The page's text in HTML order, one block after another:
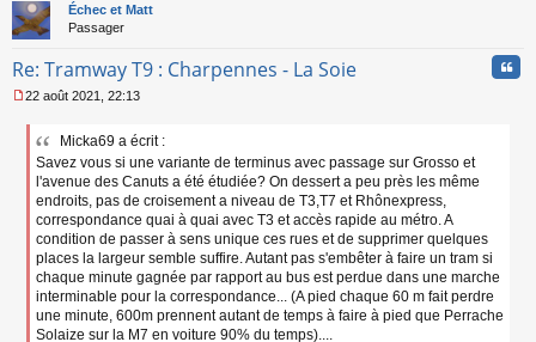
n
o
l
u
Échec et Matt
Passager
Re: Tramway T9 : Charpennes - La Soie
e
22 août 2021, 22:13
Micka69 a écrit :
Savez vous si une variante de terminus avec passage sur Grosso et
l'avenue des Canuts a été étudiée? On dessert a peu près les même
endroits, pas de croisement a niveau de T3,T7 et Rhônexpress,
correspondance quai à quai avec T3 et accès rapide au métro. A
condition de passer à sens unique ces rues et de supprimer quelques
places la largeur semble suffire. Autant pas s'embêter à faire un tram si
chaque minute gagnée par rapport au bus est perdue dans une marche
interminable pour la correspondance... (A pied chaque 60 m fait perdre
une minute, 600m prennent autant de temps à faire à pied que Perrache
Solaize sur la M7 en voiture 90% du temps)....